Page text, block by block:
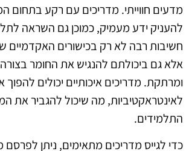
מדעים חווייתי. מדריכים עם רקע בתחום
להעניק ידע מעמיק, כמוכן גם השראה
חשיבות רבה לא רק בכישורים האקדמיים
אלא גם ביכולתם להנגיש את החומר בצורה
ומרתקת. מדריכים איכותיים יכולים להפוך
לאינטראקטיביות, מה שיכול להגביר את
התלמידים.
כדי לגייס מדריכים מתאימים, ניתן לפרסם